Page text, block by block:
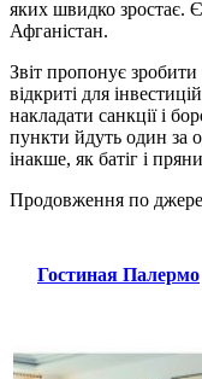
яких швидко зростає.
Афганістан.
Звіт пропонує
відкриті для
накладати санкції і
пункти йдуть один за
інакше, як батіг і
Продовження по
Гостиная Палермо